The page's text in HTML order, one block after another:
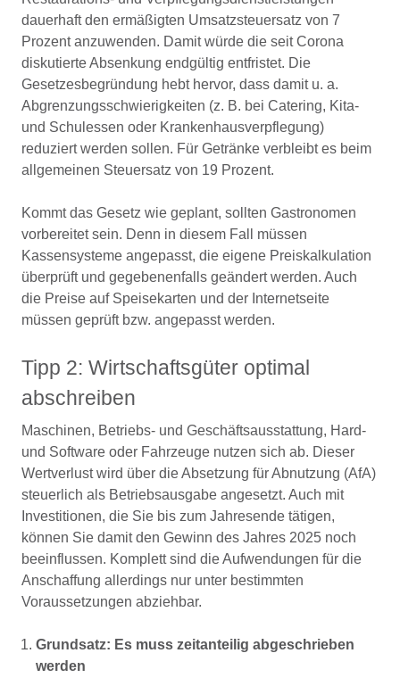
dauerhaft den ermäßigten Umsatzsteuersatz von 7
Prozent anzuwenden. Damit würde die seit Corona
diskutierte Absenkung endgültig entfristet. Die
Gesetzesbegründung hebt hervor, dass damit u. a.
Abgrenzungsschwierigkeiten (z. B. bei Catering, Kita-
und Schulessen oder Krankenhausverpflegung)
reduziert werden sollen. Für Getränke verbleibt es beim
allgemeinen Steuersatz von 19 Prozent.
Kommt das Gesetz wie geplant, sollten Gastronomen
vorbereitet sein. Denn in diesem Fall müssen
Kassensysteme angepasst, die eigene Preiskalkulation
überprüft und gegebenenfalls geändert werden. Auch
die Preise auf Speisekarten und der Internetseite
müssen geprüft bzw. angepasst werden.
Tipp 2: Wirtschaftsgüter optimal
abschreiben
Maschinen, Betriebs- und Geschäftsausstattung, Hard-
und Software oder Fahrzeuge nutzen sich ab. Dieser
Wertverlust wird über die Absetzung für Abnutzung (AfA)
steuerlich als Betriebsausgabe angesetzt. Auch mit
Investitionen, die Sie bis zum Jahresende tätigen,
können Sie damit den Gewinn des Jahres 2025 noch
beeinflussen. Komplett sind die Aufwendungen für die
Anschaffung allerdings nur unter bestimmten
Voraussetzungen abziehbar.
Grundsatz: Es muss zeitanteilig abgeschrieben
werden